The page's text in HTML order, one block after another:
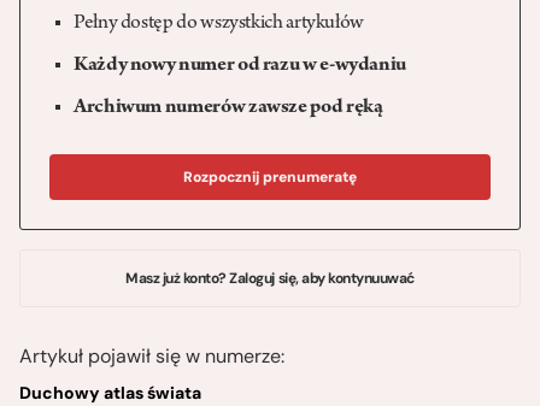
Pełny dostęp do wszystkich artykułów
Każdy nowy numer od razu w e-wydaniu
Archiwum numerów zawsze pod ręką
Rozpocznij prenumeratę
Masz już konto? Zaloguj się, aby kontynuuwać
Artykuł pojawił się w numerze:
Duchowy atlas świata